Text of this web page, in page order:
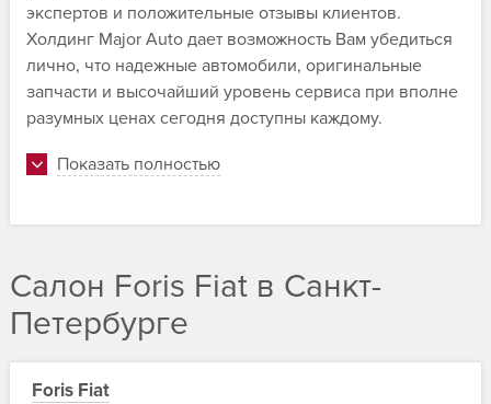
экспертов и положительные отзывы клиентов.
Холдинг Major Auto дает возможность Вам убедиться
лично, что надежные автомобили, оригинальные
запчасти и высочайший уровень сервиса при вполне
разумных ценах сегодня доступны каждому.
Показать полностью
Салон Foris Fiat в Санкт-
Петербурге
Foris Fiat